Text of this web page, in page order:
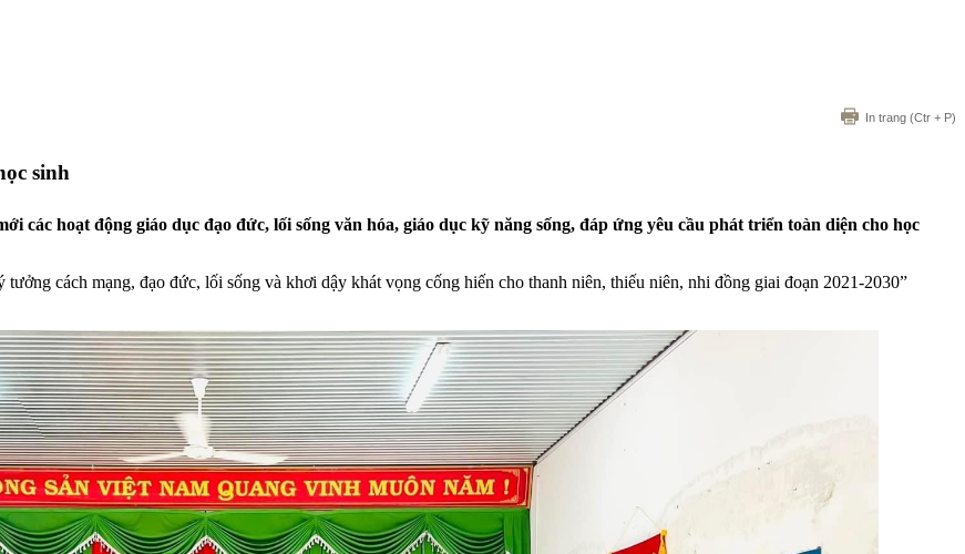
In trang (Ctr + P)
sinh
các hoạt động giáo dục đạo đức, lối sống văn hóa, giáo dục kỹ năng sống, đáp ứng yêu cầu phát triển toàn diện cho học
cách mạng, đạo đức, lối sống và khơi dậy khát vọng cống hiến cho thanh niên, thiếu niên, nhi đồng giai đoạn 2021-2030”